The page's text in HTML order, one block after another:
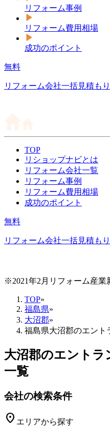
リフォーム事例
リフォーム費用相場
成功のポイント
無料
リフォーム会社一括見積も
TOP
リショップナビとは
リフォーム会社一覧
リフォーム事例
リフォーム費用相場
成功のポイント
無料
リフォーム会社一括見積も
※2021年2月リフォーム産業
TOP»
福島県»
大沼郡»
福島県大沼郡のエント
大沼郡のエントラ
一覧
会社の検索条件
location_on エリアから探す